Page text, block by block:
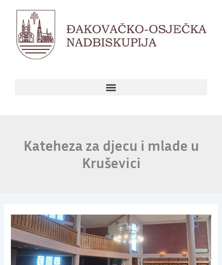
content
Kateheza za djecu i mlade u
Kruševici